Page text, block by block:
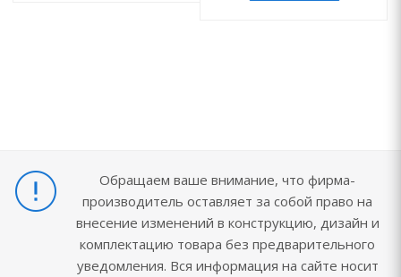
Обращаем ваше внимание, что фирма-
производитель оставляет за собой право на
внесение изменений в конструкцию, дизайн и
комплектацию товара без предварительного
уведомления. Вся информация на сайте носит